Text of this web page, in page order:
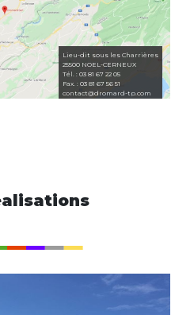
À L'EMPLOI
Lieu-dit sous les Charrières
25500 NOEL-CERNEUX
Tél. : 03 81 67 22 05
Fax. : 03 81 67 56 51
contact@dromard-tp.com